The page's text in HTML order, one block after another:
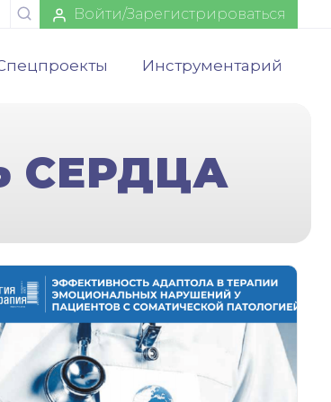
Войти/Зарегистрироваться
Инструментарий
СЕРДЦА